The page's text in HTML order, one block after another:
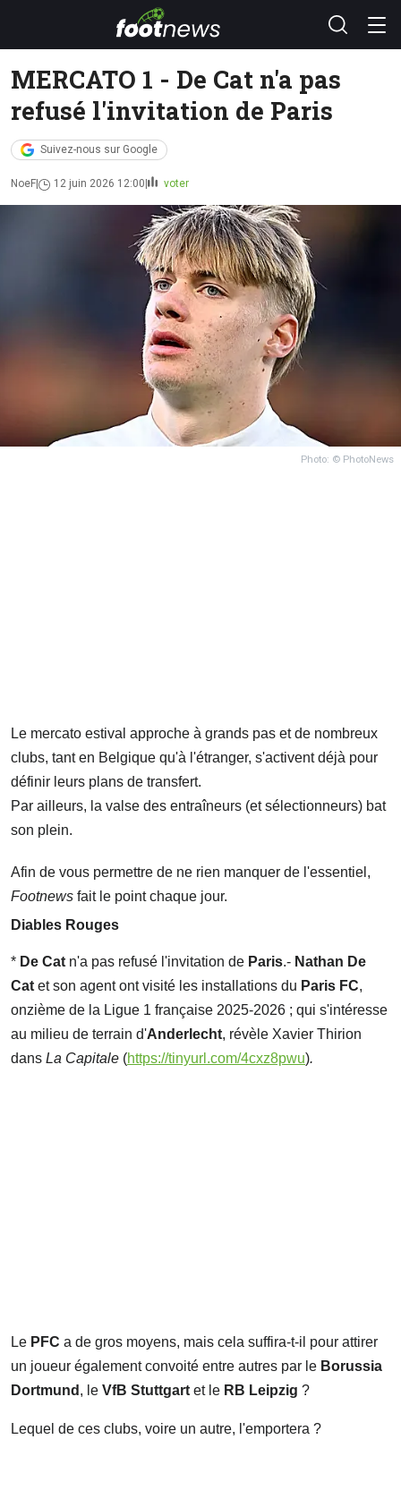
MERCATO 1 - De Cat n'a pas
refusé l'invitation de Paris
Suivez-nous sur Google
NoeF 12 juin 2026 12:00 voter
Photo: © PhotoNews
Le mercato estival approche à grands pas et de nombreux
clubs, tant en Belgique qu'à l'étranger, s'activent déjà pour
définir leurs plans de transfert.
Par ailleurs, la valse des entraîneurs (et sélectionneurs) bat
son plein.
Afin de vous permettre de ne rien manquer de l'essentiel,
Footnews fait le point chaque jour.
Diables Rouges
* De Cat n'a pas refusé l'invitation de Paris.- Nathan De
Cat et son agent ont visité les installations du Paris FC,
onzième de la Ligue 1 française 2025-2026 ; qui s'intéresse
au milieu de terrain d'Anderlecht, révèle Xavier Thirion
dans La Capitale (https://tinyurl.com/4cxz8pwu).
Le PFC a de gros moyens, mais cela suffira-t-il pour attirer
un joueur également convoité entre autres par le Borussia
Dortmund , le VfB Stuttgart et le RB Leipzig ?
Lequel de ces clubs, voire un autre, l'emportera ?